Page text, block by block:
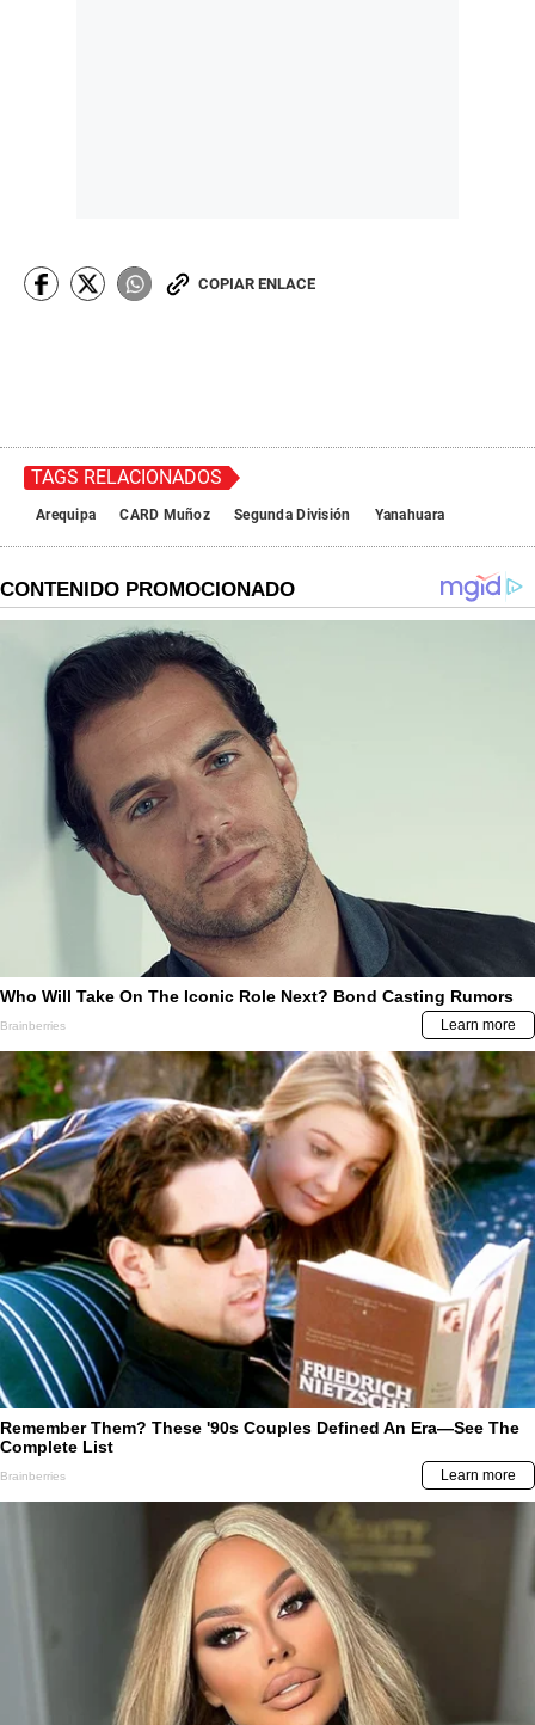
COPIAR ENLACE
TAGS RELACIONADOS
Arequipa CARD Muñoz Segunda División Yanahuara